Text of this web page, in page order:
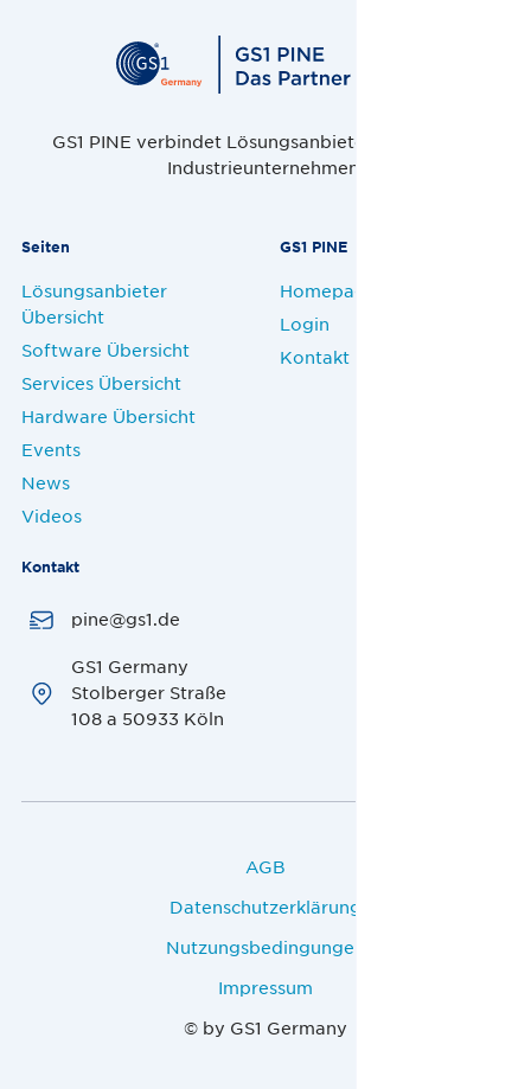
GS1 PINE verbindet Lösungsanbieter, Handel und
Industrieunternehmen.
Seiten
Lösungsanbieter
Übersicht
Software Übersicht
Services Übersicht
Hardware Übersicht
Events
News
Videos
GS1 PINE
Homepage
Login
Kontakt
Kontakt
pine@gs1.de
GS1 Germany
Stolberger Straße
108 a 50933 Köln
AGB
Datenschutzerklärung
Nutzungsbedingungen
Impressum
© by GS1 Germany